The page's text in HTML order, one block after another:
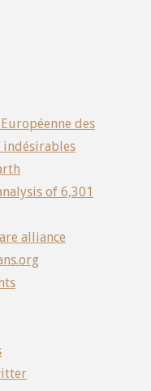
des
indésirables
of 6,301
alliance